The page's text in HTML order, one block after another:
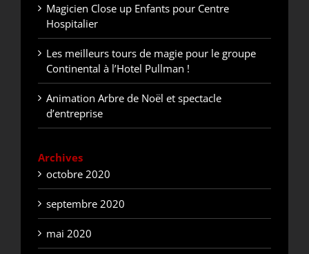
Magicien Close up Enfants pour Centre
Hospitalier
Les meilleurs tours de magie pour le groupe
Continental à l’Hotel Pullman !
Animation Arbre de Noël et spectacle
d’entreprise
Archives
octobre 2020
septembre 2020
mai 2020